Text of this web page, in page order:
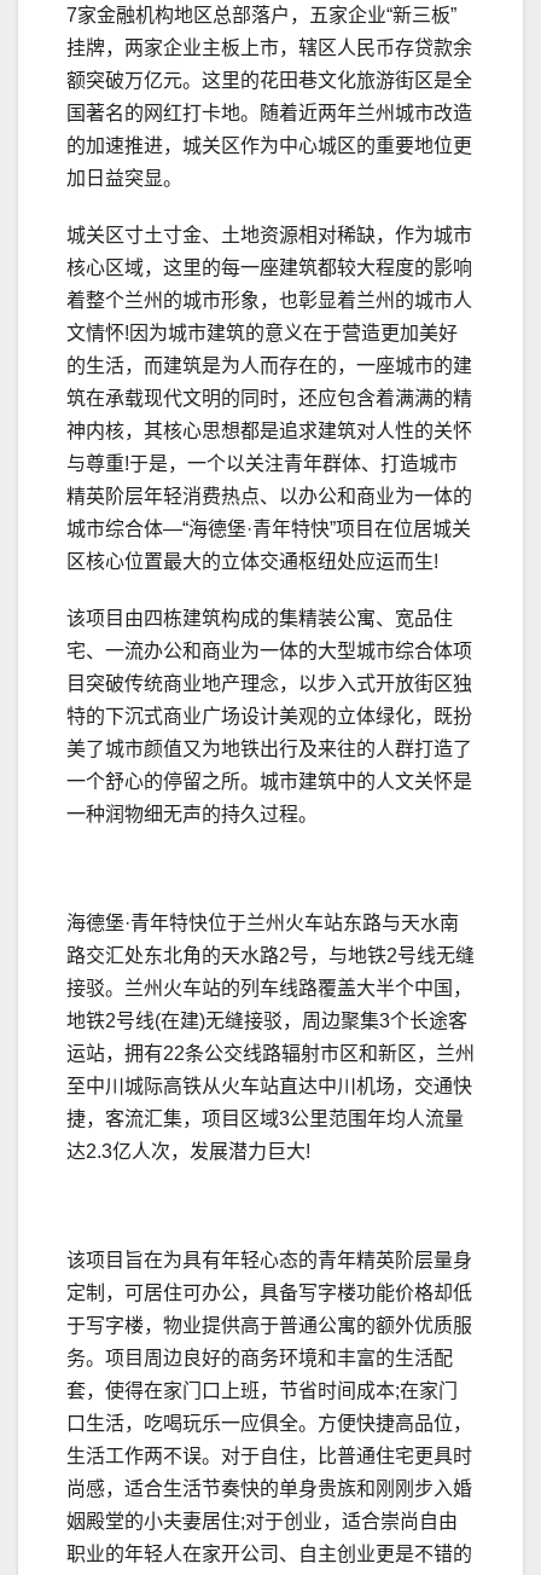
7家金融机构地区总部落户，五家企业“新三板”
挂牌，两家企业主板上市，辖区人民币存贷款余
额突破万亿元。这里的花田巷文化旅游街区是全
国著名的网红打卡地。随着近两年兰州城市改造
的加速推进，城关区作为中心城区的重要地位更
加日益突显。
城关区寸土寸金、土地资源相对稀缺，作为城市
核心区域，这里的每一座建筑都较大程度的影响
着整个兰州的城市形象，也彰显着兰州的城市人
文情怀!因为城市建筑的意义在于营造更加美好
的生活，而建筑是为人而存在的，一座城市的建
筑在承载现代文明的同时，还应包含着满满的精
神内核，其核心思想都是追求建筑对人性的关怀
与尊重!于是，一个以关注青年群体、打造城市
精英阶层年轻消费热点、以办公和商业为一体的
城市综合体—“海德堡·青年特快”项目在位居城关
区核心位置最大的立体交通枢纽处应运而生!
该项目由四栋建筑构成的集精装公寓、宽品住
宅、一流办公和商业为一体的大型城市综合体项
目突破传统商业地产理念，以步入式开放街区独
特的下沉式商业广场设计美观的立体绿化，既扮
美了城市颜值又为地铁出行及来往的人群打造了
一个舒心的停留之所。城市建筑中的人文关怀是
一种润物细无声的持久过程。
海德堡·青年特快位于兰州火车站东路与天水南
路交汇处东北角的天水路2号，与地铁2号线无缝
接驳。兰州火车站的列车线路覆盖大半个中国，
地铁2号线(在建)无缝接驳，周边聚集3个长途客
运站，拥有22条公交线路辐射市区和新区，兰州
至中川城际高铁从火车站直达中川机场，交通快
捷，客流汇集，项目区域3公里范围年均人流量
达2.3亿人次，发展潜力巨大!
该项目旨在为具有年轻心态的青年精英阶层量身
定制，可居住可办公，具备写字楼功能价格却低
于写字楼，物业提供高于普通公寓的额外优质服
务。项目周边良好的商务环境和丰富的生活配
套，使得在家门口上班，节省时间成本;在家门
口生活，吃喝玩乐一应俱全。方便快捷高品位，
生活工作两不误。对于自住，比普通住宅更具时
尚感，适合生活节奏快的单身贵族和刚刚步入婚
姻殿堂的小夫妻居住;对于创业，适合崇尚自由
职业的年轻人在家开公司、自主创业更是不错的